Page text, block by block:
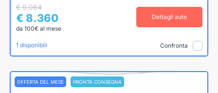
€ 9.064
€ 8.360
da 100€ al mese
Dettagli auto
1 disponibili Confronta
OFFERTA DEL MESE PRONTA CONSEGNA